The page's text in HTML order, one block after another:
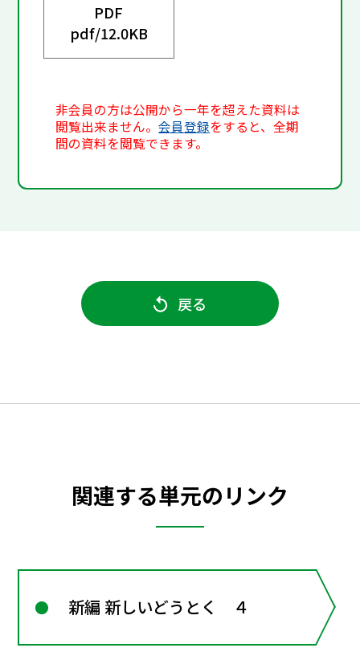
PDF
pdf/12.0KB
非会員の方は公開から一年を超えた資料は
閲覧出来ません。会員登録をすると、全期
間の資料を閲覧できます。
戻る
関連する単元のリンク
新編 新しいどうとく ４